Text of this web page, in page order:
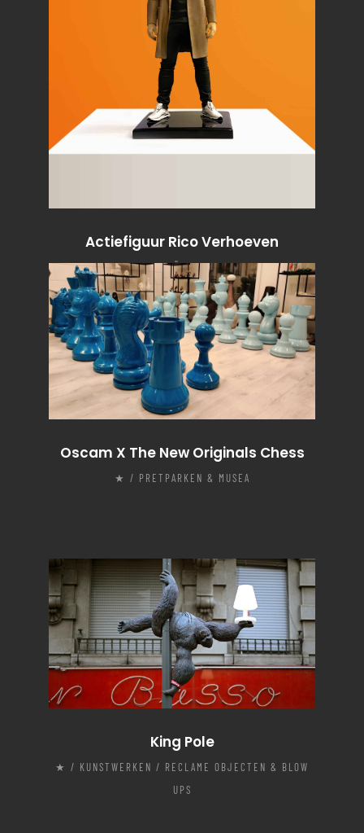
Actiefiguur Rico Verhoeven
★ / TROFEEËN & BEELDJES
Oscam X The New Originals Chess
★ / PRETPARKEN & MUSEA
King Pole
★ / KUNSTWERKEN / RECLAME OBJECTEN & BLOW
UPS